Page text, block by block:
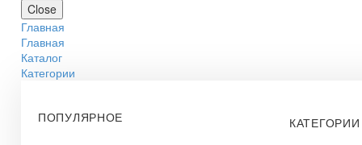
Close
Главная
Главная
Каталог
Категории
ПОПУЛЯРНОЕ
КАТЕГОРИИ